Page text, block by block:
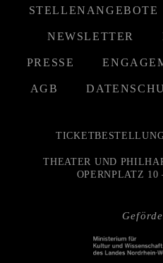
STELLENANGEBOTE
NEWSLETTER
PRESSE
AGB
THEATER UND
OPERNPLATZ